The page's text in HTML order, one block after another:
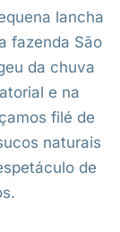
lancha
fazenda São
da chuva
e na
filé de
naturais
de